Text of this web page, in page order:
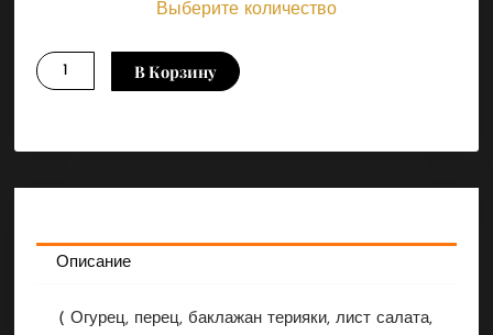
Выберите количество
Количество
товара
В Корзину
Описание
( Огурец, перец, баклажан терияки, лист салата,